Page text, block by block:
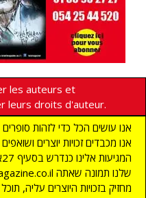
les auteurs et
leurs droits d'auteur.
אנו עושים הכל כדי לזהות
אנו מכבדים זכויות יוצרים
מחזיק בזכויות היוצרים עליה,